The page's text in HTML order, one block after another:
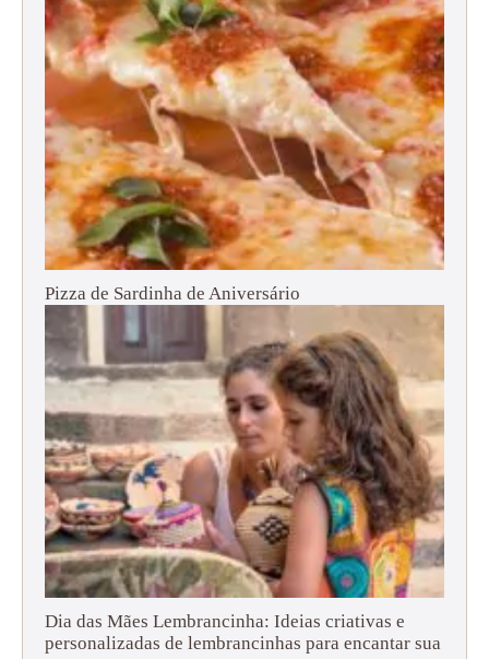
Pizza de Sardinha de Aniversário
Dia das Mães Lembrancinha: Ideias criativas e
personalizadas de lembrancinhas para encantar sua